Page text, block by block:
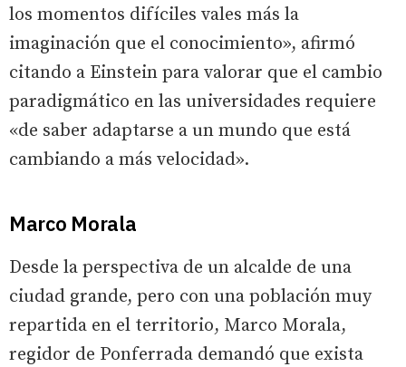
los momentos difíciles vales más la
imaginación que el conocimiento», afirmó
citando a Einstein para valorar que el cambio
paradigmático en las universidades requiere
«de saber adaptarse a un mundo que está
cambiando a más velocidad».
Marco Morala
Desde la perspectiva de un alcalde de una
ciudad grande, pero con una población muy
repartida en el territorio, Marco Morala,
regidor de Ponferrada demandó que exista